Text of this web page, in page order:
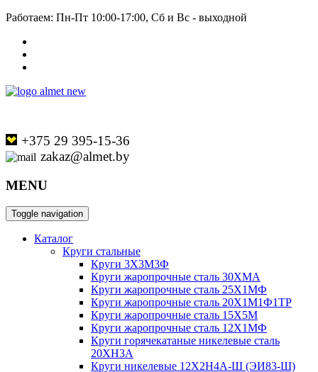
Работаем: Пн-Пт 10:00-17:00, Сб и Вс - выходной
+375 29 395-15-36
zakaz@almet.by
MENU
Toggle navigation
Каталог
Круги стальные
Круги 3Х3М3Ф
Круги жаропрочные сталь 30ХМА
Круги жаропрочные сталь 25Х1МФ
Круги жаропрочные сталь 20Х1М1Ф1ТР
Круги жаропрочные сталь 15Х5М
Круги жаропрочные сталь 12Х1МФ
Круги горячекатаные никелевые сталь
20ХН3А
Круги никелевые 12Х2Н4А-Ш (ЭИ83-Ш)